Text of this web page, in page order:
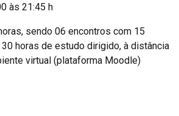
às 21:45 h
sendo 06 encontros com 15
horas de estudo dirigido, à distância
virtual (plataforma Moodle)